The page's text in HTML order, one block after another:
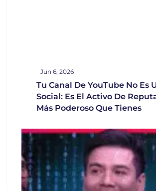
Jun 6, 2026
Tu Canal De YouTube No Es
Social: Es El Activo De
Más Poderoso Que Tienes